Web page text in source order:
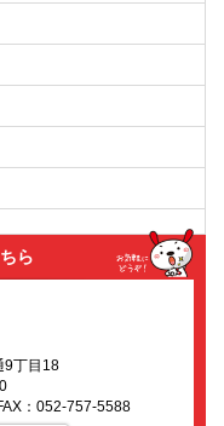
ら
9丁目18
：052-757-5588